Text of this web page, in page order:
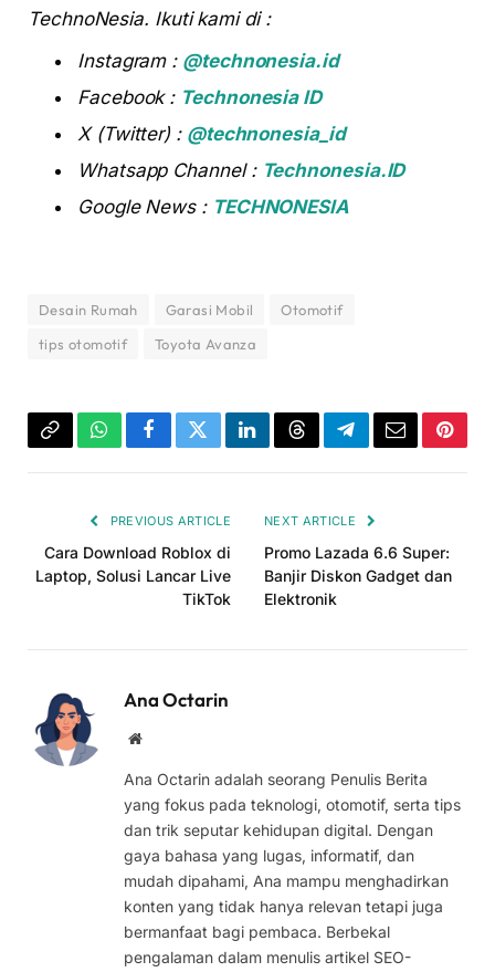
TechnoNesia. Ikuti kami di :
Instagram : @technonesia.id
Facebook : Technonesia ID
X (Twitter) : @technonesia_id
Whatsapp Channel : Technonesia.ID
Google News : TECHNONESIA
Desain Rumah Garasi Mobil
Otomotif
tips otomotif
Toyota Avanza
Copy WhatsAppFacebookTwitterLinkedInThreadsTelegramEmail
PREVIOUS ARTICLE
Cara Download Roblox di
Laptop, Solusi Lancar Live
TikTok
NEXT ARTICLE
Promo Lazada 6.6 Super:
Banjir Diskon Gadget dan
Elektronik
Ana Octarin
Website
Ana Octarin adalah seorang Penulis Berita
yang fokus pada teknologi, otomotif, serta tips
dan trik seputar kehidupan digital. Dengan
gaya bahasa yang lugas, informatif, dan
mudah dipahami, Ana mampu menghadirkan
konten yang tidak hanya relevan tetapi juga
bermanfaat bagi pembaca. Berbekal
pengalaman dalam menulis artikel SEO-